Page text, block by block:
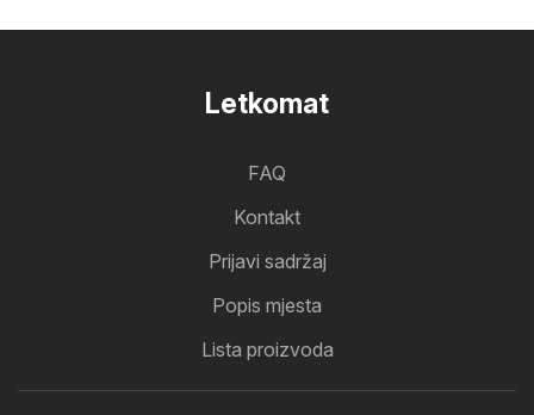
Letkomat
FAQ
Kontakt
Prijavi sadržaj
Popis mjesta
Lista proizvoda